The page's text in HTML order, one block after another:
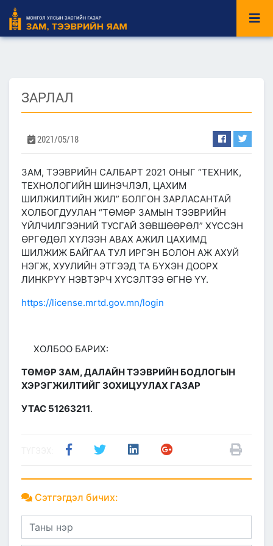
ЗАРЛАЛ
2021/05/18
ЗАМ, ТЭЭВРИЙН САЛБАРТ 2021 ОНЫГ “ТЕХНИК,
ТЕХНОЛОГИЙН ШИНЭЧЛЭЛ, ЦАХИМ
ШИЛЖИЛТИЙН ЖИЛ” БОЛГОН ЗАРЛАСАНТАЙ
ХОЛБОГДУУЛАН “TӨМӨР ЗАМЫН ТЭЭВРИЙН
ҮЙЛЧИЛГЭЭНИЙ ТУСГАЙ ЗӨВШӨӨРӨЛ” ХҮССЭН
ӨРГӨДӨЛ ХҮЛЭЭН АВАХ АЖИЛ ЦАХИМД
ШИЛЖИЖ БАЙГАА ТУЛ ИРГЭН БОЛОН АЖ АХУЙ
НЭГЖ, ХУУЛИЙН ЭТГЭЭД ТА БҮХЭН ДООРХ
ЛИНКРҮҮ НЭВТЭРЧ ХҮСЭЛТЭЭ ӨГНӨ ҮҮ.
https://license.mrtd.gov.mn/login
ХОЛБОО БАРИХ:
ТӨМӨР ЗАМ, ДАЛАЙН ТЭЭВРИЙН БОДЛОГЫН
ХЭРЭГЖИЛТИЙГ ЗОХИЦУУЛАХ ГАЗАР
УТАС 51263211.
Сэтгэгдэл бичих: